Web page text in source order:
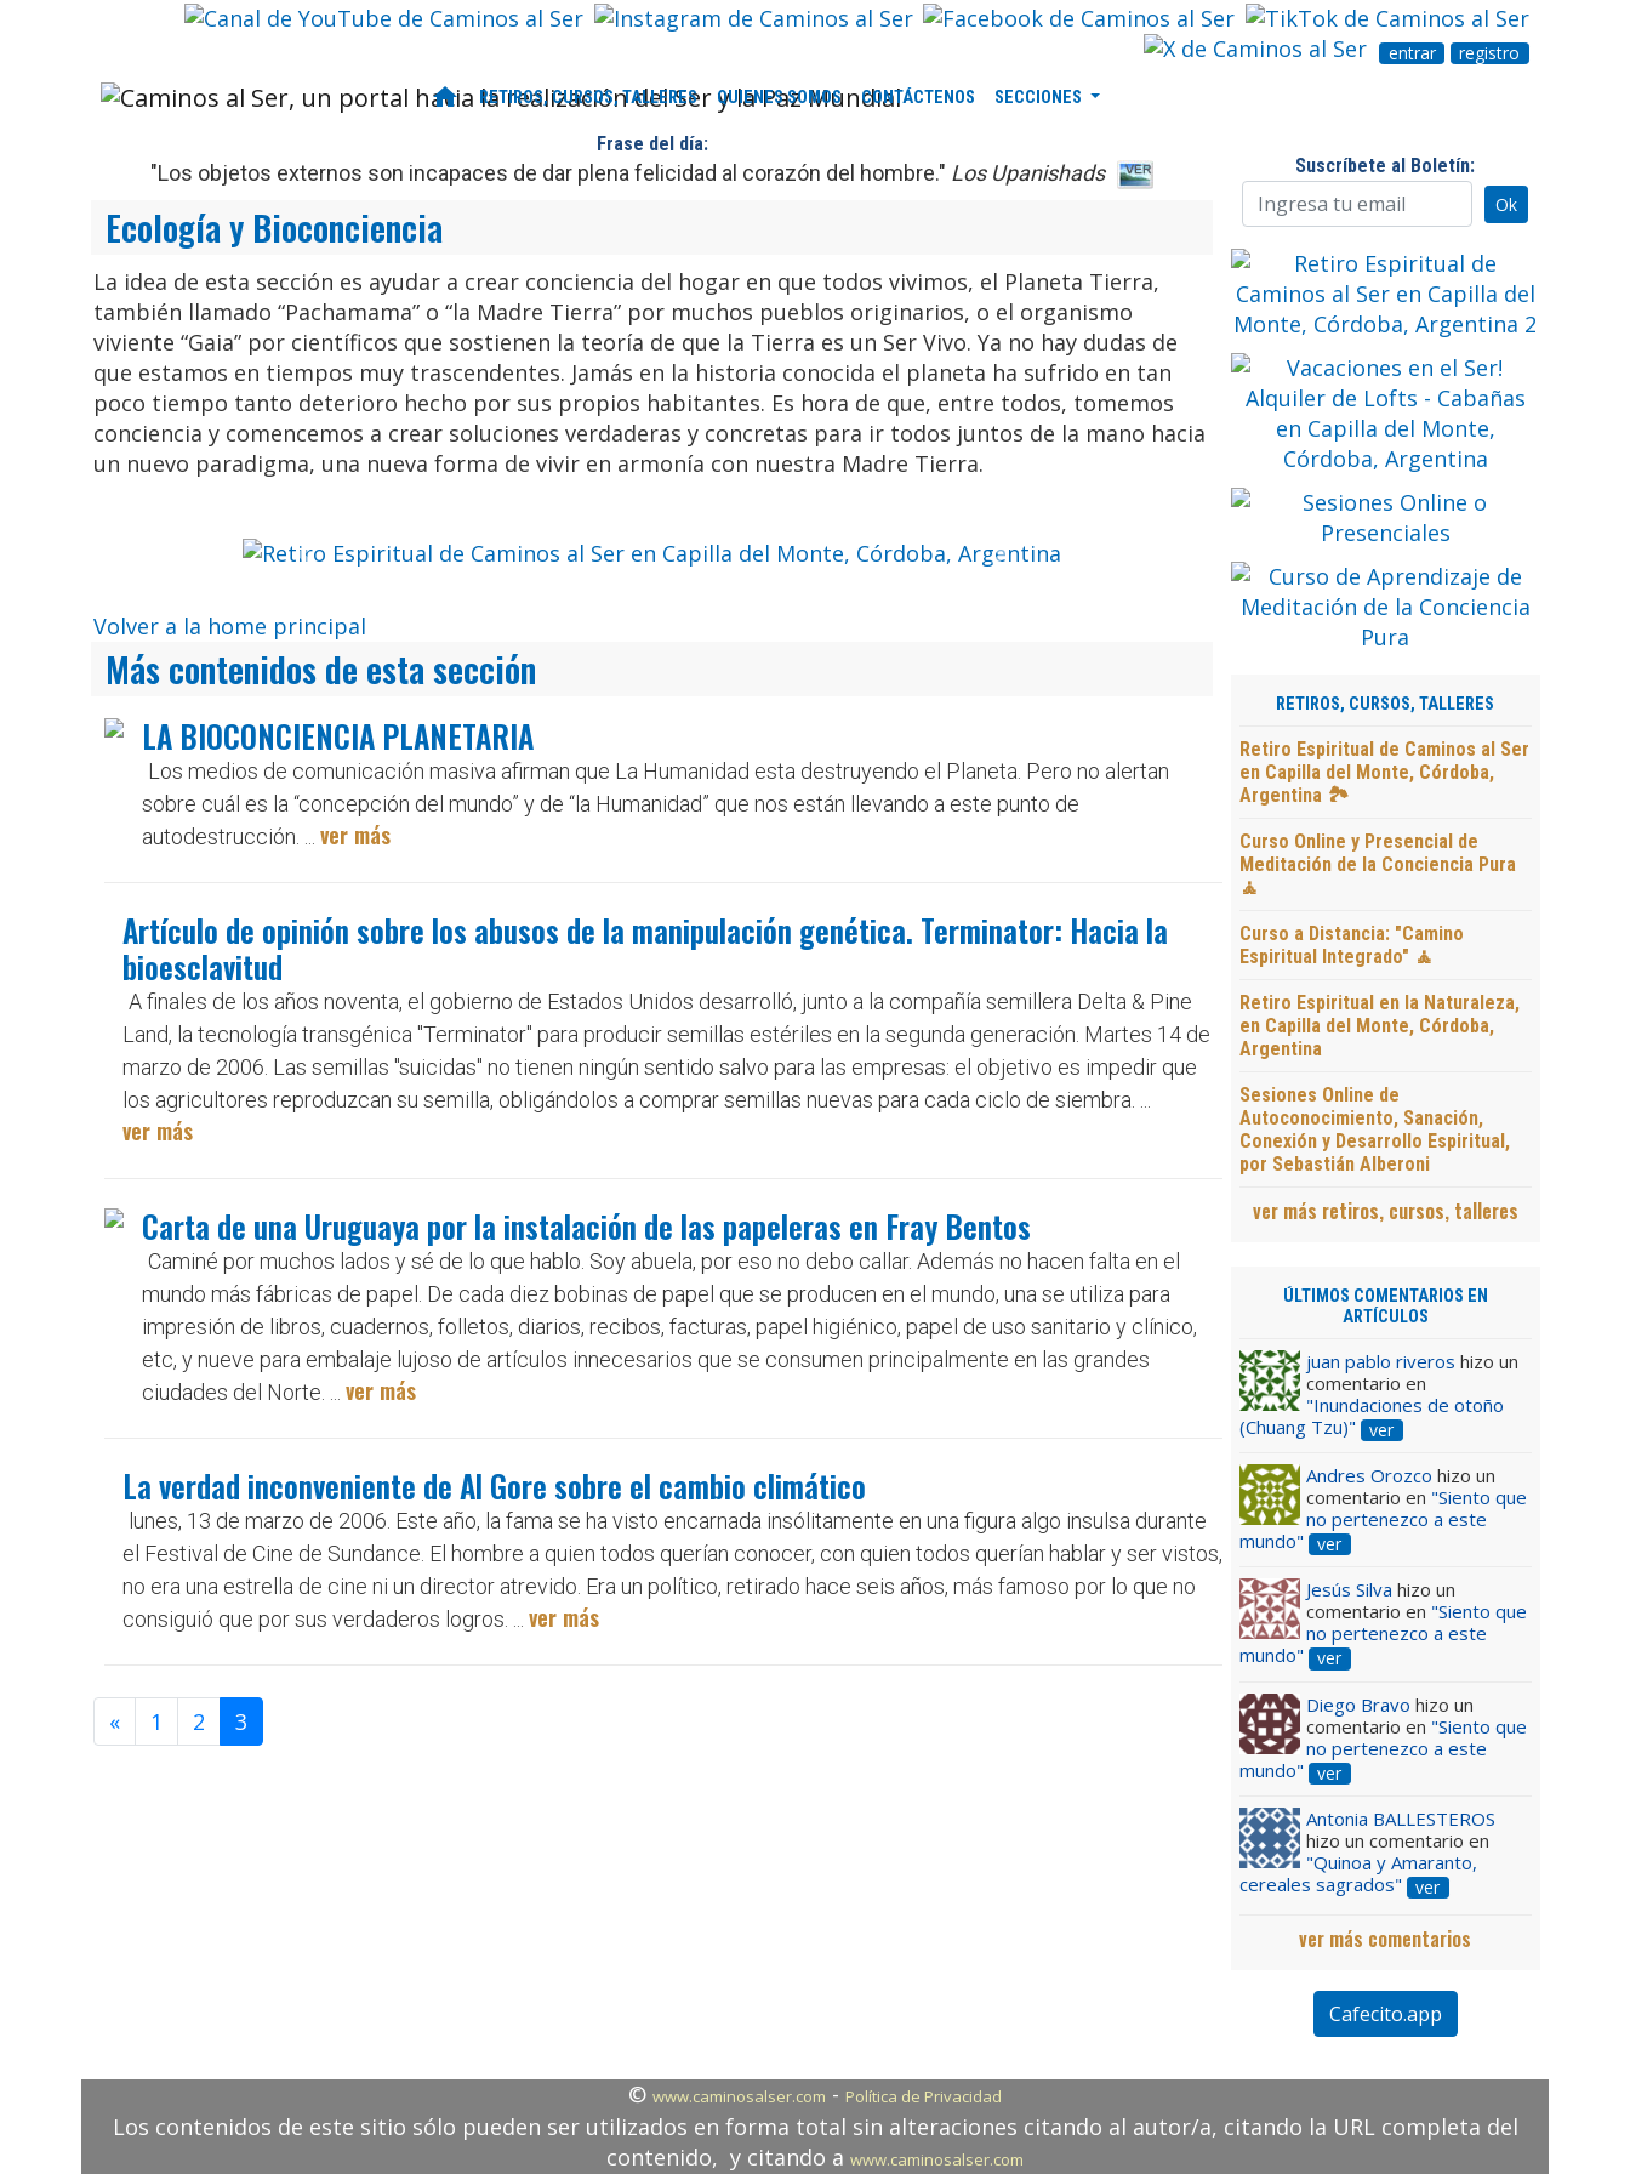
entrar registro
home RETIROS, CURSOS, TALLERES QUIENES SOMOS CONTÁCTENOS SECCIONES
Frase del día:
"Los objetos externos son incapaces de dar plena felicidad al corazón del hombre." Los Upanishads
Ecología y Bioconciencia
La idea de esta sección es ayudar a crear conciencia del hogar en que todos vivimos, el Planeta Tierra,
también llamado “Pachamama” o “la Madre Tierra” por muchos pueblos originarios, o el organismo
viviente “Gaia” por científicos que sostienen la teoría de que la Tierra es un Ser Vivo. Ya no hay dudas de
que estamos en tiempos muy trascendentes. Jamás en la historia conocida el planeta ha sufrido en tan
poco tiempo tanto deterioro hecho por sus propios habitantes. Es hora de que, entre todos, tomemos
conciencia y comencemos a crear soluciones verdaderas y concretas para ir todos juntos de la mano hacia
un nuevo paradigma, una nueva forma de vivir en armonía con nuestra Madre Tierra.
Retiro Espiritual de Caminos al Ser en Capilla del
Monte, Córdoba, Argentina
Ven a pasar unos días inolvidables
Previo Siguiente
Volver a la home principal
Más contenidos de esta sección
LA BIOCONCIENCIA PLANETARIA
Los medios de comunicación masiva afirman que La Humanidad esta destruyendo el Planeta. Pero no alertan
sobre cuál es la “concepción del mundo” y de “la Humanidad” que nos están llevando a este punto de
autodestrucción. ... ver más
Artículo de opinión sobre los abusos de la manipulación genética. Terminator: Hacia la
bioesclavitud
A finales de los años noventa, el gobierno de Estados Unidos desarrolló, junto a la compañía semillera Delta & Pine
Land, la tecnología transgénica "Terminator" para producir semillas estériles en la segunda generación. Martes 14 de
marzo de 2006. Las semillas "suicidas" no tienen ningún sentido salvo para las empresas: el objetivo es impedir que
los agricultores reproduzcan su semilla, obligándolos a comprar semillas nuevas para cada ciclo de siembra. ...
ver más
Carta de una Uruguaya por la instalación de las papeleras en Fray Bentos
Caminé por muchos lados y sé de lo que hablo. Soy abuela, por eso no debo callar. Además no hacen falta en el
mundo más fábricas de papel. De cada diez bobinas de papel que se producen en el mundo, una se utiliza para
impresión de libros, cuadernos, folletos, diarios, recibos, facturas, papel higiénico, papel de uso sanitario y clínico,
etc, y nueve para embalaje lujoso de artículos innecesarios que se consumen principalmente en las grandes
ciudades del Norte. ... ver más
La verdad inconveniente de Al Gore sobre el cambio climático
lunes, 13 de marzo de 2006. Este año, la fama se ha visto encarnada insólitamente en una figura algo insulsa durante
el Festival de Cine de Sundance. El hombre a quien todos querían conocer, con quien todos querían hablar y ser vistos,
no era una estrella de cine ni un director atrevido. Era un político, retirado hace seis años, más famoso por lo que no
consiguió que por sus verdaderos logros. ... ver más
« 1 2 3
Suscríbete al Boletín:
RETIROS, CURSOS, TALLERES
Retiro Espiritual de Caminos al Ser
en Capilla del Monte, Córdoba,
Argentina 🏞️
Curso Online y Presencial de
Meditación de la Conciencia Pura
🧘
Curso a Distancia: "Camino
Espiritual Integrado" 🧘
Retiro Espiritual en la Naturaleza,
en Capilla del Monte, Córdoba,
Argentina
Sesiones Online de
Autoconocimiento, Sanación,
Conexión y Desarrollo Espiritual,
por Sebastián Alberoni
ver más retiros, cursos, talleres
ÚLTIMOS COMENTARIOS EN
ARTÍCULOS
juan pablo riveros hizo un
comentario en
"Inundaciones de otoño
(Chuang Tzu)"
ver
Andres Orozco hizo un
comentario en "Siento que
no pertenezco a este
mundo"
ver
Jesús Silva hizo un
comentario en "Siento que
no pertenezco a este
mundo"
ver
Diego Bravo hizo un
comentario en "Siento que
no pertenezco a este
mundo"
ver
Antonia BALLESTEROS
hizo un comentario en
"Quinoa y Amaranto,
cereales sagrados"
ver
ver más comentarios
Cafecito.app
© www.caminosalser.com - Política de Privacidad
Los contenidos de este sitio sólo pueden ser utilizados en forma total sin alteraciones citando al autor/a, citando la URL completa del
contenido, y citando a www.caminosalser.com